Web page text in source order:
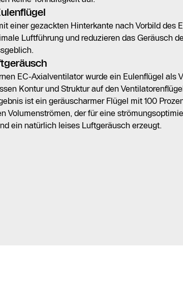
einer gezackten Hinterkante nach Vorbild des
Luftführung und reduzieren das Geräusch
EC-Axialventilator wurde ein Eulenflügel als
Kontur und Struktur auf den
ist ein geräuscharmer Flügel mit 100
Volumenströmen, der für eine
ein natürlich leises Luftgeräusch erzeugt.